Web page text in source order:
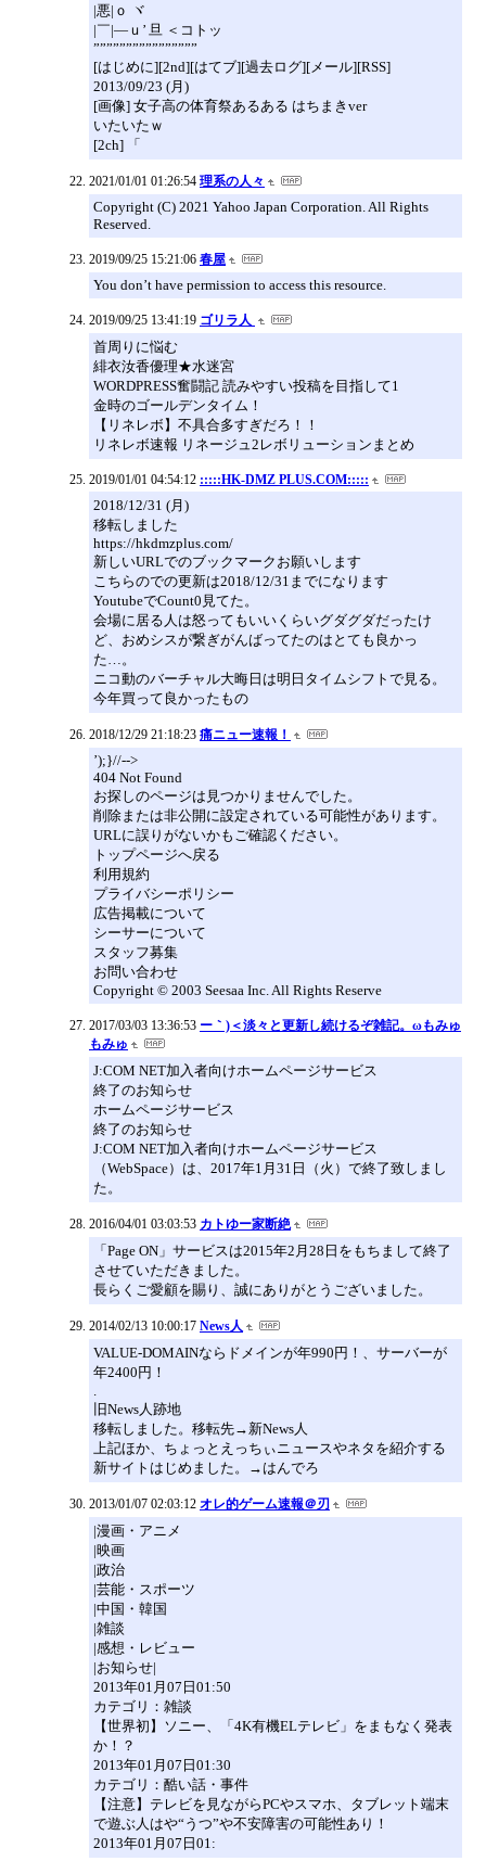
|悪|ｏ ヾ
|￣|―ｕ’ 旦 ＜コトッ
””””””””””””””””
[はじめに][2nd][はてブ][過去ログ][メール][RSS]
2013/09/23 (月)
[画像] 女子高の体育祭あるある はちまきver
いたいたｗ
[2ch] 「
2021/01/01 01:26:54 理系の人々
Copyright (C) 2021 Yahoo Japan Corporation. All Rights
Reserved.
2019/09/25 15:21:06 春屋
You don’t have permission to access this resource.
2019/09/25 13:41:19 ゴリラ人
首周りに悩む
緋衣汝香優理★水迷宮
WORDPRESS奮闘記 読みやすい投稿を目指して1
金時のゴールデンタイム！
【リネレボ】不具合多すぎだろ！！
リネレボ速報 リネージュ2レボリューションまとめ
2019/01/01 04:54:12 :::::HK-DMZ PLUS.COM:::::
2018/12/31 (月)
移転しました
https://hkdmzplus.com/
新しいURLでのブックマークお願いします
こちらのでの更新は2018/12/31までになります
YoutubeでCount0見てた。
会場に居る人は怒ってもいいくらいグダグダだったけ
ど、おめシスが繋ぎがんばってたのはとても良かっ
た…。
ニコ動のバーチャル大晦日は明日タイムシフトで見る。
今年買って良かったもの
2018/12/29 21:18:23 痛ニュー速報！
’);}//-->
404 Not Found
お探しのページは見つかりませんでした。
削除または非公開に設定されている可能性があります。
URLに誤りがないかもご確認ください。
トップページへ戻る
利用規約
プライバシーポリシー
広告掲載について
シーサーについて
スタッフ募集
お問い合わせ
Copyright © 2003 Seesaa Inc. All Rights Reserve
2017/03/03 13:36:53 ー｀)＜淡々と更新し続けるぞ雑記。ωもみゅ
もみゅ
J:COM NET加入者向けホームページサービス
終了のお知らせ
ホームページサービス
終了のお知らせ
J:COM NET加入者向けホームページサービス
（WebSpace）は、2017年1月31日（火）で終了致しまし
た。
2016/04/01 03:03:53 カトゆー家断絶
「Page ON」サービスは2015年2月28日をもちまして終了
させていただきました。
長らくご愛顧を賜り、誠にありがとうございました。
2014/02/13 10:00:17 News人
VALUE-DOMAINならドメインが年990円！、サーバーが
年2400円！
旧News人跡地
移転しました。移転先→新News人
上記ほか、ちょっとえっちぃニュースやネタを紹介する
新サイトはじめました。→はんでろ
2013/01/07 02:03:12 オレ的ゲーム速報＠刃
|漫画・アニメ
|映画
|政治
|芸能・スポーツ
|中国・韓国
|雑談
|感想・レビュー
|お知らせ|
2013年01月07日01:50
カテゴリ：雑談
【世界初】ソニー、「4K有機ELテレビ」をまもなく発表
か！？
2013年01月07日01:30
カテゴリ：酷い話・事件
【注意】テレビを見ながらPCやスマホ、タブレット端末
で遊ぶ人はや“うつ”や不安障害の可能性あり！
2013年01月07日01: